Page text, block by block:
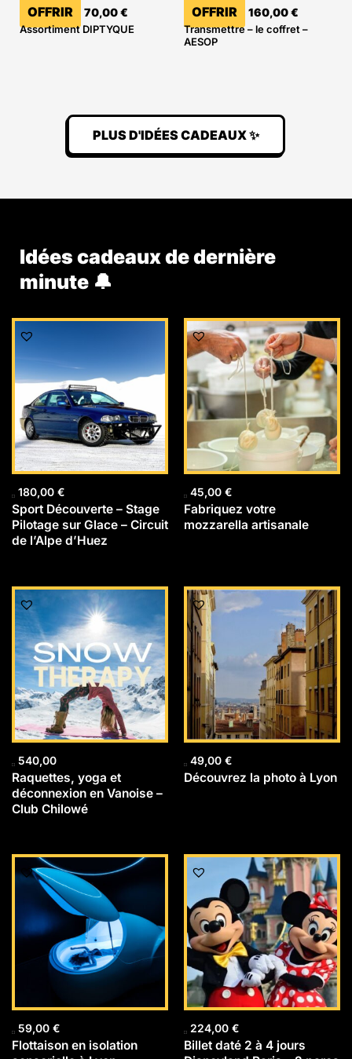
OFFRIR 70,00€
Assortiment DIPTYQUE
OFFRIR 160,00€
Transmettre – le coffret –
AESOP
PLUS D'IDÉES CADEAUX ✨
Idées cadeaux de dernière
minute 🔔
180,00 €
Sport Découverte – Stage
Pilotage sur Glace – Circuit
de l’Alpe d’Huez
45,00 €
Fabriquez votre
mozzarella artisanale
540,00
Raquettes, yoga et
déconnexion en Vanoise –
Club Chilowé
49,00 €
Découvrez la photo à Lyon
59,00 €
Flottaison en isolation
224,00 €
Billet daté 2 à 4 jours